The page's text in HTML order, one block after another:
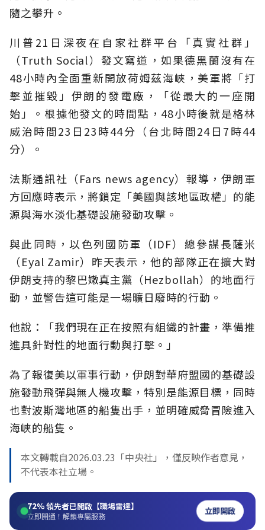
隨之攀升。
川普21日深夜在自家社群平台「真實社群」
（Truth Social）發文寫道，如果德黑蘭沒有在
48小時內全面重新開放荷姆茲海峽，美軍將「打
擊並摧毀」伊朗的發電廠，「從最大的一座開
始」。根據他發文的時間點，48小時後就是格林
威治時間23日23時44分（台北時間24日7時44
分）。
法斯通訊社（Fars news agency）報導，伊朗軍
方回應時表示，將鎖定「美國與該地區政權」的能
源與海水淡化基礎設施發動攻擊。
與此同時，以色列國防軍（IDF）總參謀長薩米
（Eyal Zamir）昨天表示，他的部隊正在擴大對
伊朗支持的黎巴嫩真主黨（Hezbollah）的地面行
動，並警告這可能是一場曠日廢時的行動。
他說：「我們現在正在按照有組織的計畫，準備推
進具針對性的地面行動與打擊。」
為了報復美以軍事行動，伊朗對華府盟國的基礎設
施發動飛彈與無人機攻擊，特別是能源目標，同時
也對波斯灣地區的船隻出手，並明確威脅冒險進入
海峽的船隻。
本文轉載自2026.03.23「中央社」，僅反映作者意見，
不代表本社立場。
72%領先者已開啟【職場雷達】
立即開通！解鎖專屬服務 立即開啟